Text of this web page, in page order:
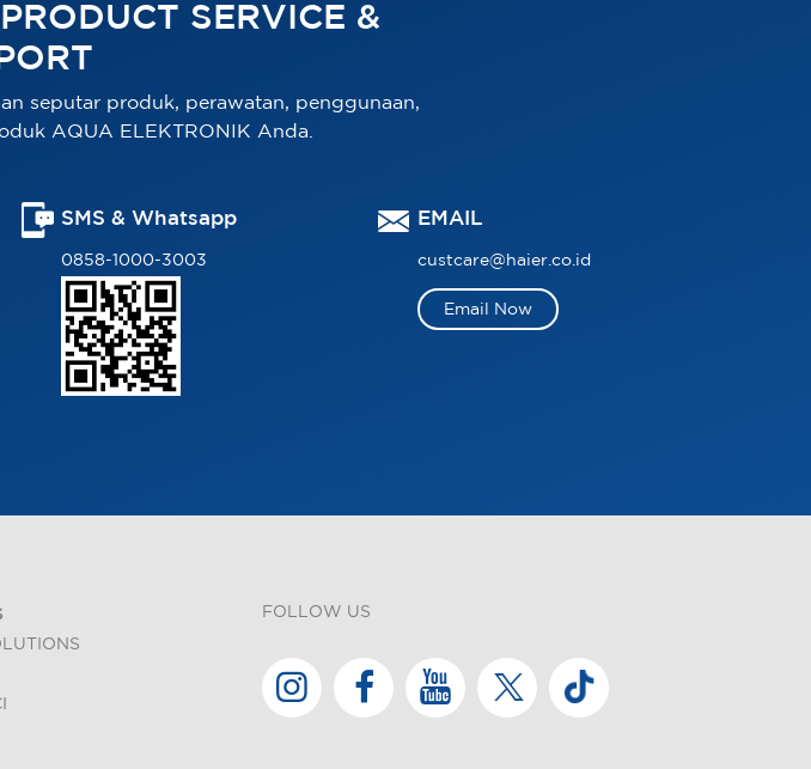
SERVICE &
seputar produk, perawatan, penggunaan,
AQUA ELEKTRONIK Anda.
SMS & Whatsapp
0858-1000-3003
EMAIL
custcare@haier.co.id
Email Now
FOLLOW US